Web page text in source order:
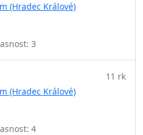
(Hradec Králové)
3
(Hradec Králové)
11 rk
4